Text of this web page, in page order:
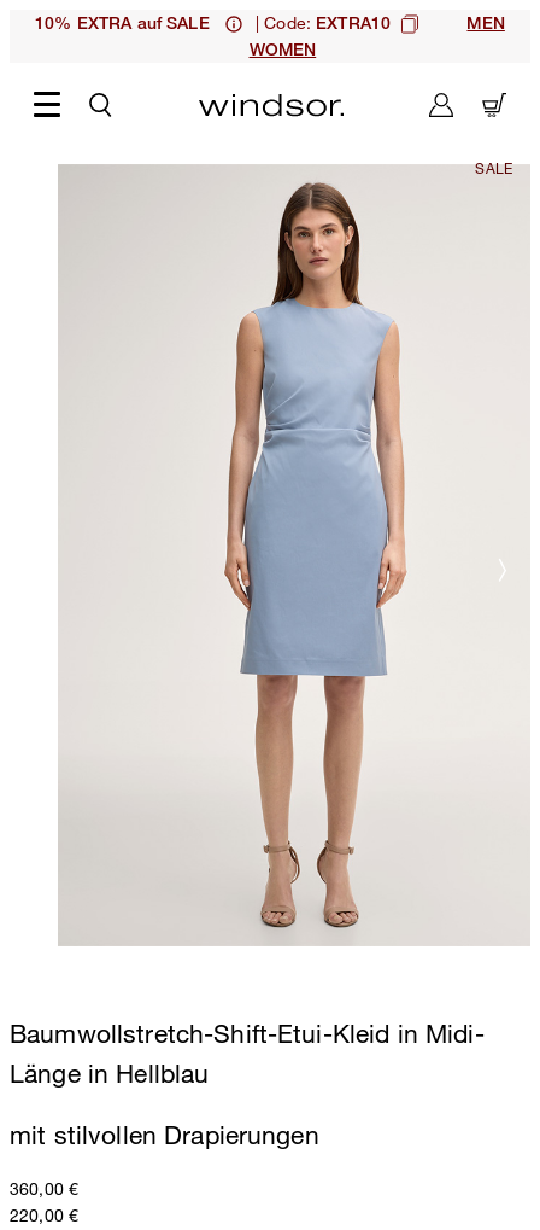
10% EXTRA auf SALE | Code: EXTRA10
MEN
WOMEN
Baumwollstretch-Shift-Etui-Kleid in Midi-
Länge in Hellblau
mit stilvollen Drapierungen
360,00 €
220,00 €